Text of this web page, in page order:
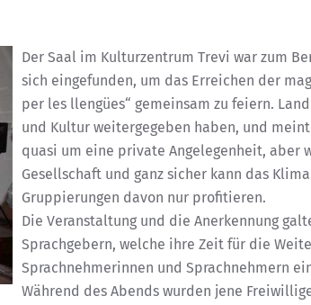
Der Saal im Kulturzentrum Trevi war zum
sich eingefunden, um das Erreichen der
per les llengües“ gemeinsam zu feiern.
und Kultur weitergegeben haben, und
quasi um eine private Angelegenheit, aber
Gesellschaft und ganz sicher kann das
Gruppierungen davon nur profitieren.
Die Veranstaltung und die Anerkennung
Sprachgebern, welche ihre Zeit für die
Sprachnehmerinnen und Sprachnehmern
Während des Abends wurden jene